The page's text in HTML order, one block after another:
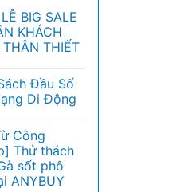
BIG SALE
KHÁCH
THIẾT
Đầu Số
Di Động
Công
Thử thách
sốt phô
ANYBUY